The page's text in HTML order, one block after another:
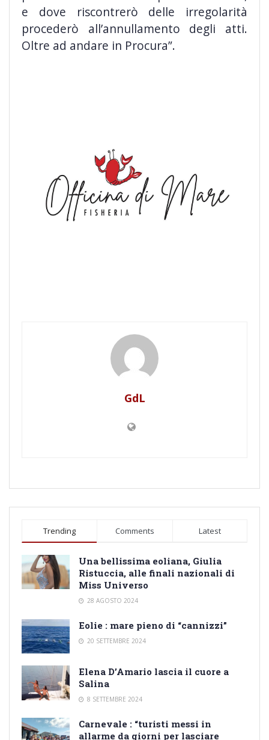
e dove riscontrerò delle irregolarità
procederò all’annullamento degli atti.
Oltre ad andare in Procura”.
GdL
Trending Comments Latest
Una bellissima eoliana, Giulia
Ristuccia, alle finali nazionali di
Miss Universo
28 AGOSTO 2024
Eolie : mare pieno di “cannizzi”
20 SETTEMBRE 2024
Elena D’Amario lascia il cuore a
Salina
8 SETTEMBRE 2024
Carnevale : “turisti messi in
allarme da giorni per lasciare